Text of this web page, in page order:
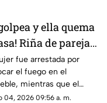
y ella quema
Riña de pareja
en incendio
de vivienda en
Juárez
fue arrestada por
el fuego en el
mientras que el
fue detenido por
04, 2026 09:56 a. m.